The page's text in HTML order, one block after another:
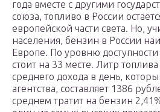
года вместе с другими
союза, топливо в России
европейской части света. Но,
населения, бензин в России
Европе. По уровню
стоит на 33 месте. Литр
среднего дохода в день,
агентства, составляет 1386
среднем тратит на бензин